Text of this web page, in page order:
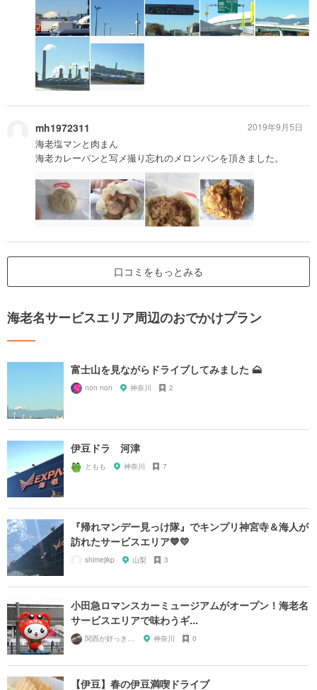
mh1972311
海老塩マンと肉まん
海老カレーパンと写メ撮り忘れのメロンパンを頂きました。
2019年9月5日
口コミをもっとみる
海老名サービスエリア周辺のおでかけプラン
富士山を見ながらドライブしてみました 🗻
non non 神奈川 2
伊豆ドラ 河津
ともも 神奈川 7
『帰れマンデー見っけ隊』でキンプリ神宮寺＆海人が
訪れたサービスエリア💙💛
shimejikp 山梨 3
小田急ロマンスカーミュージアムがオープン！海老名
サービスエリアで味わうギ...
関西が好っきゃねん 神奈川 0
【伊豆】春の伊豆満喫ドライブ